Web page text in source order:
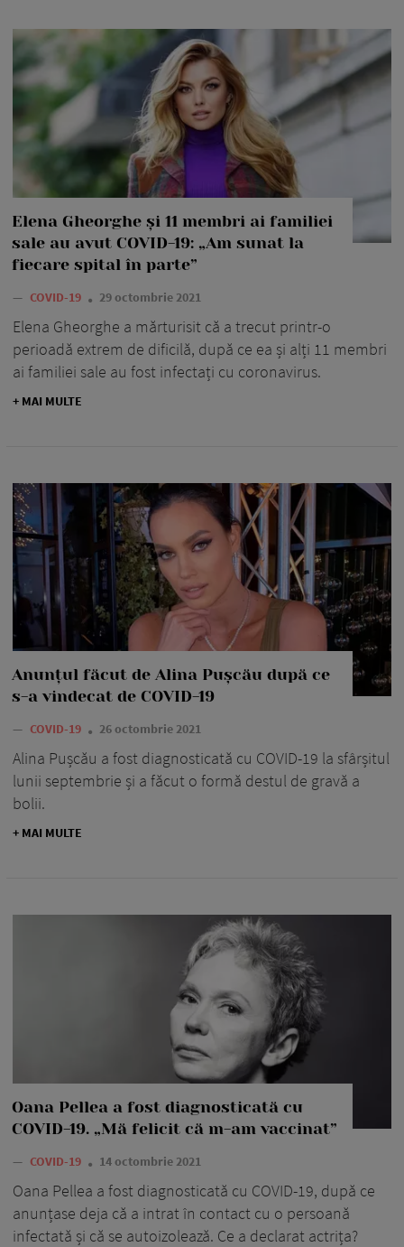
Elena Gheorghe și 11 membri ai familiei
sale au avut COVID-19: „Am sunat la
fiecare spital în parte”
— COVID-19 29 octombrie 2021
Elena Gheorghe a mărturisit că a trecut printr-o
perioadă extrem de dificilă, după ce ea și alți 11 membri
ai familiei sale au fost infectați cu coronavirus.
+ MAI MULTE
Anunțul făcut de Alina Pușcău după ce
s-a vindecat de COVID-19
— COVID-19 26 octombrie 2021
Alina Pușcău a fost diagnosticată cu COVID-19 la sfârșitul
lunii septembrie și a făcut o formă destul de gravă a
bolii.
+ MAI MULTE
Oana Pellea a fost diagnosticată cu
COVID-19. „Mă felicit că m-am vaccinat”
— COVID-19 14 octombrie 2021
Oana Pellea a fost diagnosticată cu COVID-19, după ce
anunțase deja că a intrat în contact cu o persoană
infectată și că se autoizolează. Ce a declarat actrița?